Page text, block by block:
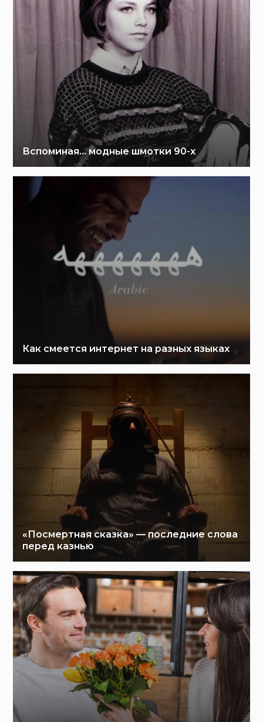
Вспоминая… модные шмотки 90-х
Как смеется интернет на разных языках
«Посмертная сказка» — последние слова
перед казнью